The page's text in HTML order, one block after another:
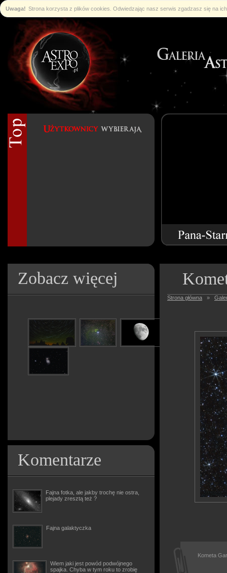
Uwaga! Strona korzysta z plików cookies. Odwiedzając nasz serwis zgadzasz się na
Zobacz więcej
Komentarze
Fajna fotka, ale jakby trochę nie ostra,
plejady zresztą też ?
Fajna galaktyczka
Wiem jaki jest powód podwójnego
spajka. Chyba w tym roku to zrobię
Strona główna »
Kometa